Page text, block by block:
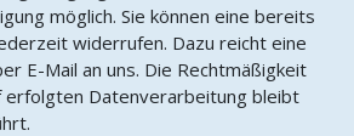
möglich. Sie können eine bereits
widerrufen. Dazu reicht eine
E-Mail an uns. Die Rechtmäßigkeit
erfolgten Datenverarbeitung bleibt